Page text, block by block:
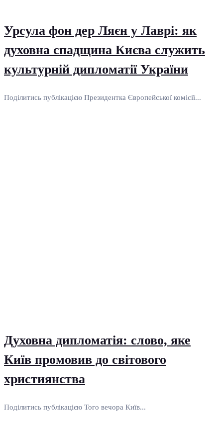
Урсула фон дер Ляєн у Лаврі: як
духовна спадщина Києва служить
культурній дипломатії України
Поділитись публікацією Президентка Європейської комісії...
Духовна дипломатія: слово, яке
Київ промовив до світового
християнства
Поділитись публікацією Того вечора Київ...